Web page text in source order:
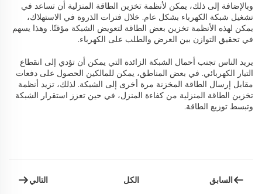
وبالإضافة إلى ذلك، يمكن لأنظمة تخزين الطاقة المنزلية أن تساعد في
تشغيل شبكة الكهرباء بشكل عام. خلال فترات الذروة في الاستهلاك،
يمكن لهذه الأنظمة تخزين بعض الطاقة لتعويض الشبكة مؤقتًا. وهذا يسهم
في تحقيق التوازن بين العرض والطلب على الكهرباء.
يريد الناس تجنب أحمال الشبكة الزائدة التي يمكن أن تؤدي إلى انقطاع
التيار الكهربائي. في بعض المناطق، يمكن للمالكين الحصول على دفعات
مقابل إرسال الطاقة المخزنة مرة أخرى إلى الشبكة. لذلك، تزيد أنظمة
تخزين الطاقة المنزلية من كفاءة المنزل، في حين تعزز استقرار الشبكة
وتبسط توزيع الطاقة.
السابق الكل التالي